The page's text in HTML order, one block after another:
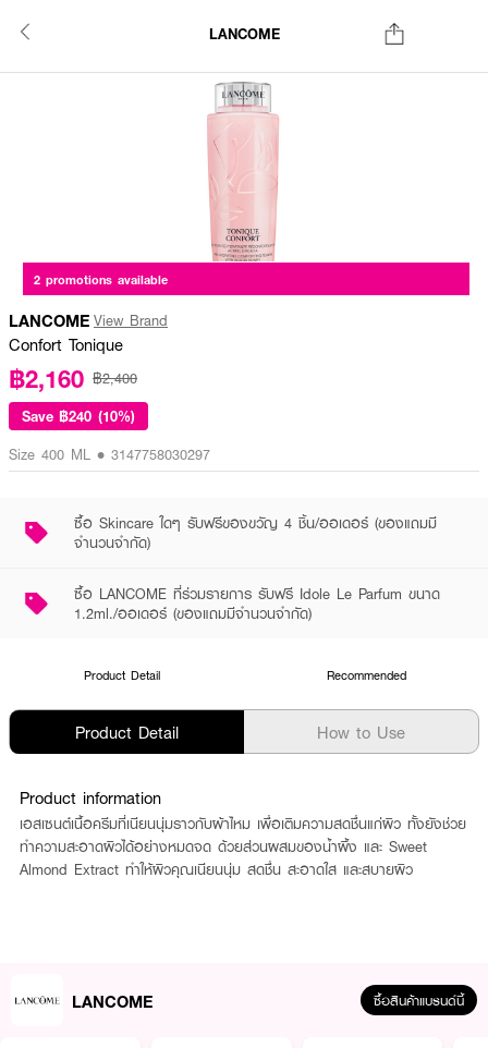
LANCOME
2 promotions available
LANCOME View Brand
Confort Tonique
฿2,160 ฿2,400
Save ฿240 (10%)
Size 400 ML • 3147758030297
ซื้อ Skincare ใดๆ รับฟรีของขวัญ 4 ชิ้น/ออเดอร์ (ของแถมมี
จำนวนจำกัด)
ซื้อ LANCOME ที่ร่วมรายการ รับฟรี Idole Le Parfum ขนาด
1.2ml./ออเดอร์ (ของแถมมีจำนวนจำกัด)
Product Detail Recommended
Product Detail How to Use
Product information
เอสเซนต์เนื้อครีมที่เนียนนุ่มราวกับผ้าไหม เพื่อเติมความสดชื่นแก่ผิว ทั้งยังช่วย
ทำความสะอาดผิวได้อย่างหมดจด ด้วยส่วนผสมของน้ำผึ้ง และ Sweet
Almond Extract ทำให้ผิวคุณเนียนนุ่ม สดชื่น สะอาดใส และสบายผิว
LANCOME ซื้อสินค้าแบรนด์นี้